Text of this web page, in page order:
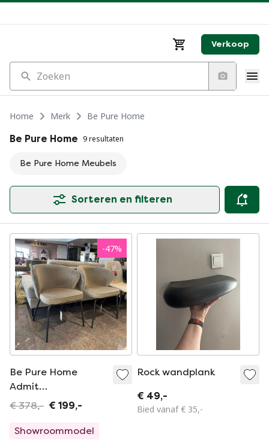
Verkoop
Zoeken
Home Merk
Be Pure Home
Be Pure Home 9 resultaten
Be Pure Home Meubels
Sorteren en filteren
-47%
Be Pure Home
Admit
eetkamerstoel (set
€ 378,- € 199,-
Showroommodel
Rock wandplank
€ 49,-
Bied vanaf € 35,-